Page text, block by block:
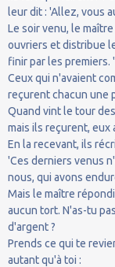
leur dit : 'Allez, vous
Le soir venu, le
ouvriers et distribue
finir par les premiers. '
Ceux qui n'avaient
reçurent chacun une
Quand vint le tour
mais ils reçurent, eux
En la recevant, ils
'Ces derniers venus
nous, qui avons
Mais le maître
aucun tort. N'as-tu
d'argent ?
Prends ce qui te
autant qu'à toi :